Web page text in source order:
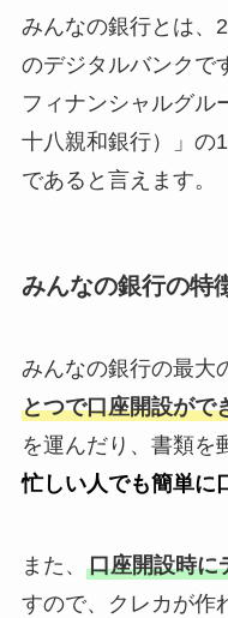
みんなの銀行とは、
のデジタルバンクで
フィナンシャルグル
十八親和銀行）」の
であると言えます。
みんなの銀行の特
みんなの銀行の最大
とつで口座開設がで
を運んだり、書類を
忙しい人でも簡単に
また、 口座開設時に
すので、クレカが作